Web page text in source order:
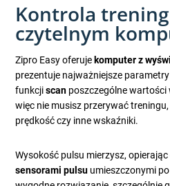
Kontrola
czytelnym
Zipro Easy oferuje komputer z
prezentuje najważniejsze
funkcjiscan poszczególne wartości
więc nie musisz przerywać
prędkość czy inne wskaźniki.
Wysokość pulsu mierzysz,
sensorami pulsu umieszczonymi